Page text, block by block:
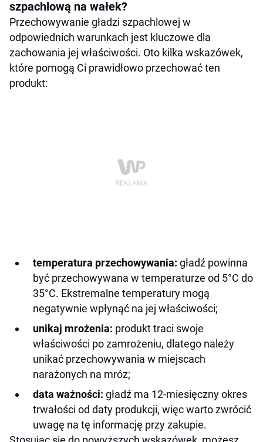
szpachlową na wałek?
Przechowywanie gładzi szpachlowej w
odpowiednich warunkach jest kluczowe dla
zachowania jej właściwości. Oto kilka wskazówek,
które pomogą Ci prawidłowo przechować ten
produkt:
temperatura przechowywania: gładź powinna
być przechowywana w temperaturze od 5°C do
35°C. Ekstremalne temperatury mogą
negatywnie wpłynąć na jej właściwości;
unikaj mrożenia: produkt traci swoje
właściwości po zamrożeniu, dlatego należy
unikać przechowywania w miejscach
narażonych na mróz;
data ważności: gładź ma 12-miesięczny okres
trwałości od daty produkcji, więc warto zwrócić
uwagę na tę informację przy zakupie.